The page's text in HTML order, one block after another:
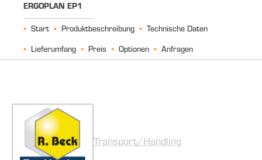
ERGOPLAN EP1
Start Produktbeschreibung
Technische Daten
Lieferumfang
Preis Optionen Anfragen
Transport/Handling